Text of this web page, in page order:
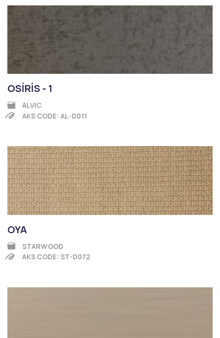
OSİRİS - 1
ALVIC
AKS CODE: AL-D011
OYA
STARWOOD
AKS CODE: ST-D072